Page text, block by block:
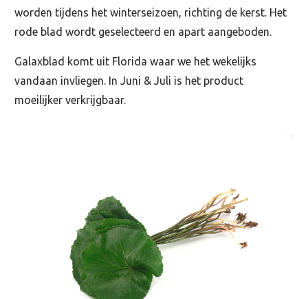
worden tijdens het winterseizoen, richting de kerst. Het
rode blad wordt geselecteerd en apart aangeboden.
Galaxblad komt uit Florida waar we het wekelijks
vandaan invliegen. In Juni & Juli is het product
moeilijker verkrijgbaar.